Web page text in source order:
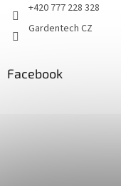
+420 777 228 328
Gardentech CZ
Facebook